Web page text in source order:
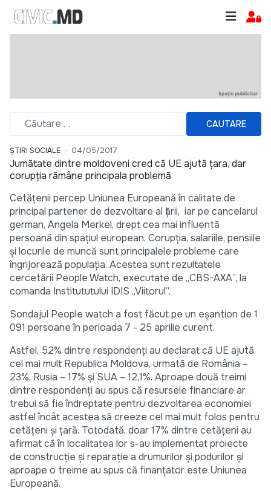
CAUTARE
ȘTIRI SOCIALE 04/05/2017
Jumătate dintre moldoveni cred că UE ajută țara, dar
corupția rămâne principala problemă
Cetățenii percep Uniunea Europeană în calitate de
principal partener de dezvoltare al țării, iar pe cancelarul
german, Angela Merkel, drept cea mai influentă
persoană din spațiul european. Corupţia, salariile, pensiile
şi locurile de muncă sunt principalele probleme care
îngrijorează populația. Acestea sunt rezultatele
cercetării People Watch, executate de „CBS-AXA”, la
comanda Institututului IDIS „Viitorul”.
Sondajul People watch a fost făcut pe un eșantion de 1
091 persoane în perioada 7 - 25 aprilie curent.
Astfel, 52% dintre respondenți au declarat că UE ajută
cel mai mult Republica Moldova, urmată de România –
23%, Rusia – 17% și SUA – 12,1%. Aproape două treimi
dintre respondenți au spus că resursele financiare ar
trebui să fie îndreptate pentru dezvoltarea economiei
astfel încât acestea să creeze cel mai mult folos pentru
cetățeni și țară. Totodată, doar 17% dintre cetățeni au
afirmat că în localitatea lor s-au implementat proiecte
de construcție și reparație a drumurilor și podurilor și
aproape o treime au spus că finanțator este Uniunea
Europeană.